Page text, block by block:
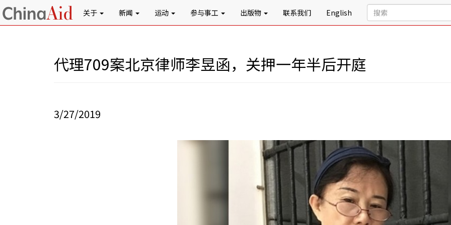
关于 新闻 运动 参与事工 出版物 联系我们 English
代理709案北京律师李昱函，关押一年半后开庭
3/27/2019